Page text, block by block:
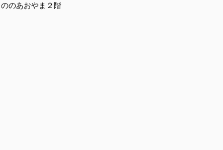
ののあおやま２階